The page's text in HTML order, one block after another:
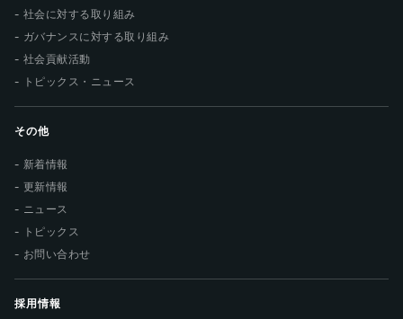
社会に対する取り組み
ガバナンスに対する取り組み
社会貢献活動
トピックス・ニュース
その他
新着情報
更新情報
ニュース
トピックス
お問い合わせ
採用情報